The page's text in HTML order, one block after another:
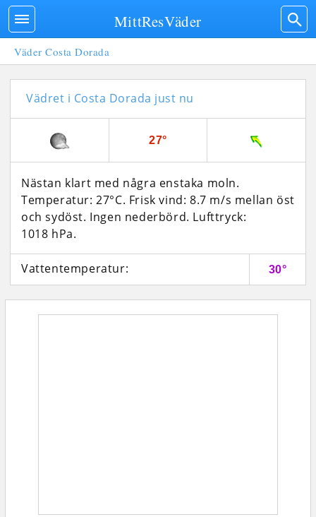
Väder Costa Dorada
Vädret i Costa Dorada just nu
27°
Nästan klart med några enstaka moln.
Temperatur: 27°C. Frisk vind: 8.7 m/s mellan öst
och sydöst. Ingen nederbörd. Lufttryck:
1018 hPa.
Vattentemperatur: 30°
MittResVäder